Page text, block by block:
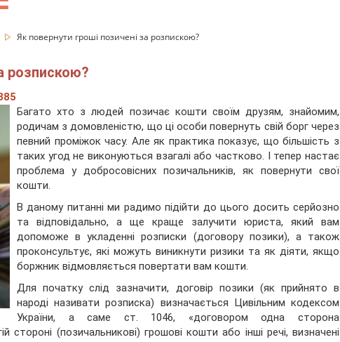
Як повернути гроші позичені за розпискою?
розпискою?
Багато хто з людей позичає кошти своїм друзям, знайомим,
родичам з домовленістю, що ці особи повернуть свій борг через
певний проміжок часу. Але як практика показує, що більшість з
таких угод не виконуються взагалі або частково. І тепер настає
проблема у добросовісних позичальників, як повернути свої
кошти.
В даному питанні ми радимо підійти до цього досить серйозно
та відповідально, а ще краще залучити юриста, який вам
допоможе в укладенні розписки (договору позики), а також
проконсультує, які можуть виникнути ризики та як діяти, якщо
боржник відмовляється повертати вам кошти.
Для початку слід зазначити, договір позики (як прийнято в
народі називати розписка) визначається Цивільним кодексом
України, а саме ст. 1046, «договором одна сторона
стороні (позичальникові) грошові кошти або інші речі, визначені